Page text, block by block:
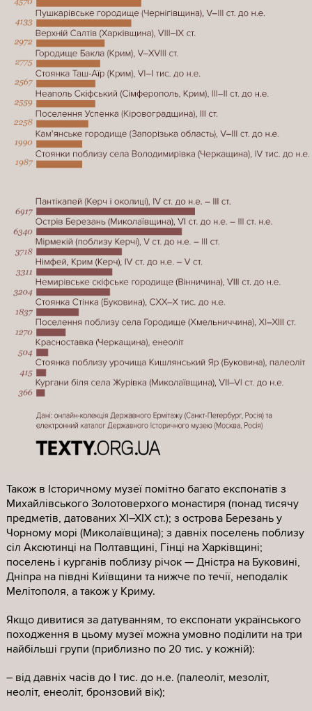
Бєлгород.
Два музеї
Ми окремо дослідили онлайн-каталоги двох ключових
російських музеїв: Ермітажу й Історичного музею.В
Ермітажі виявили 33,3 тис. знахідок, що походять з
території сучасної України. В Історичному музеї – 77,5
тис.
Це не всі скарби (навіть у відділі археологічних
знахідок), вивезені з території сучасної України, що
наприклад, із 3 млн музейних предметів до онлайн-
колекції потрапили лише 825 тис., у Державному
історичному музеї — в онлайні є 2,2 млн експонатів з
наявних близько 4,5 млн.
Порадившись з істориками Денисом Яшним і Анною
Яненко (членкиня Правління ВГО “Спілка археологів
України”), вирішили обрати експонати за ключовими
ознаками: місцем знахідки й археологічною памʼяткою
— і виділити предмети, знайдені на території сучасної
України. Проте це істотно звузило наше дослідження
до двох категорій: “Предмети археології” та частково
“Предмети нумізматики” (ті, де вказано їх походження).
У російському реєстрі здебільшого не вказано, звідки
переліку вивезених до Росії творів у нас немає).
Виокремити українське
території сучасної України, виявилося непросто, бо, по-
перше, у багатьох експонатів просто не заповнені
комірки “місце знахідки”, “археологічна памʼятка”,
“країна походження” тощо.
По-друге, у комірці “країна походження” в каталозі
відкритих даних росіяни часто вказують лише
“Византия”, “Римская республика”, “Боспорское
йдеться про історичні цінності, вивезені з Криму та
інших куточків сучасної України. Але якщо не вказано
саме місце знахідки, то не факт, що предмет вивезли з
території Росії.
Також в Історичному музеї помітно багато експонатів з
Михайлівського Золотоверхого монастиря (понад тисячу
предметів, датованих XI–XIX ст.); з острова Березань у
Чорному морі (Миколаївщина); з давніх поселень поблизу
сіл Аксютинці на Полтавщині, Гінці на Харківщині;
поселень і курганів поблизу річок — Дністра на Буковині,
Дніпра на півдні Київщини та нижче по течії, неподалік
Мелітополя, а також у Криму.
Якщо дивитися за датуванням, то експонати українського
походження в цьому музеї можна умовно поділити на три
найбільші групи (приблизно по 20 тис. у кожній):
– від давніх часів до І тис. до н.е. (палеоліт, мезоліт,
неоліт, енеоліт, бронзовий вік);